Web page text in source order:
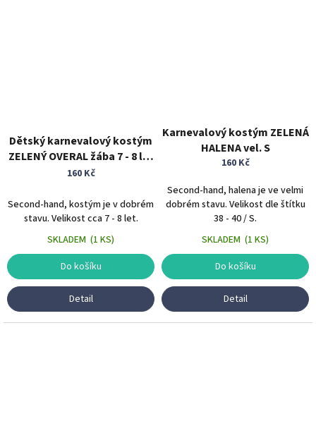
Dětský karnevalový kostým
ZELENÝ OVERAL žába 7 - 8 let
zvířecí kostým
160 Kč
Second-hand, kostým je v dobrém
stavu. Velikost cca 7 - 8 let.
SKLADEM (1 KS)
Do košíku
Detail
Karnevalový kostým ZELENÁ
HALENA vel. S
160 Kč
Second-hand, halena je ve velmi
dobrém stavu. Velikost dle štítku
38 - 40 / S.
SKLADEM (1 KS)
Do košíku
Detail